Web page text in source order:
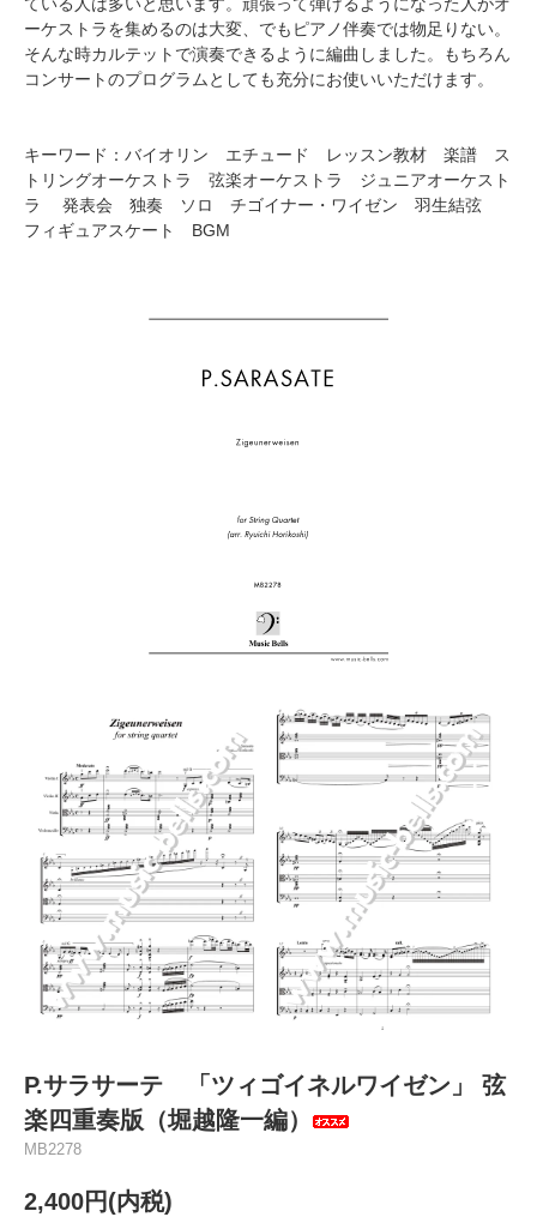
ーケストラを集めるのは大変、でもピアノ伴奏では物足りない。
そんな時カルテットで演奏できるように編曲しました。もちろん
コンサートのプログラムとしても充分にお使いいただけます。
キーワード：バイオリン エチュード レッスン教材 楽譜 ス
トリングオーケストラ 弦楽オーケストラ ジュニアオーケスト
ラ 発表会 独奏 ソロ チゴイナー・ワイゼン 羽生結弦
フィギュアスケート BGM
P.サラサーテ 「ツィゴイネルワイゼン」 弦
楽四重奏版（堀越隆一編）
MB2278
2,400円(内税)